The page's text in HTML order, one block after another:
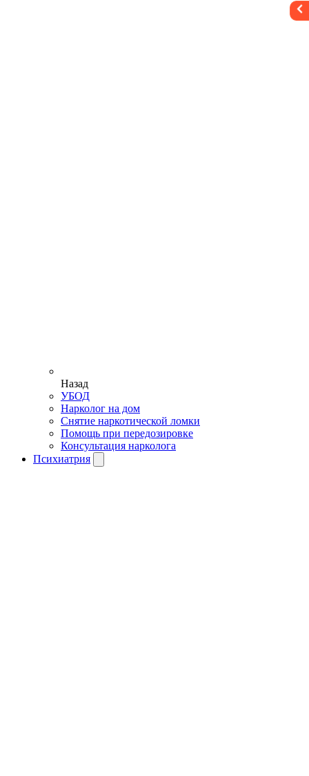
Назад
УБОД
Нарколог на дом
Снятие наркотической ломки
Помощь при передозировке
Консультация нарколога
Психиатрия